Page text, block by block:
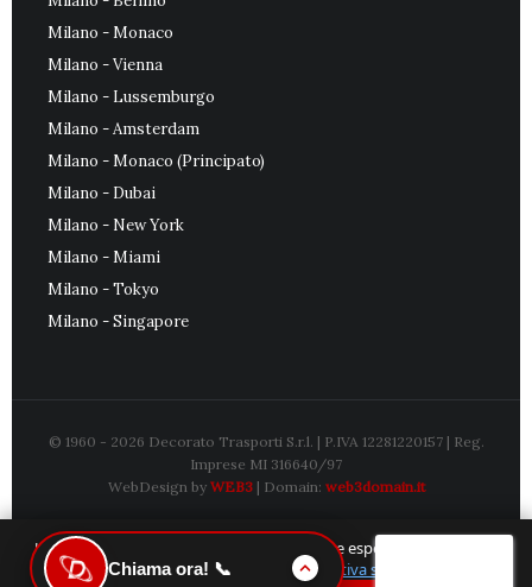
Milano - Monaco
Milano - Vienna
Milano - Lussemburgo
Milano - Amsterdam
Milano - Monaco (Principato)
Milano - Dubai
Milano - New York
Milano - Miami
Milano - Tokyo
Milano - Singapore
© 1960 - 2026 Decorato Trasporti S.r.l. | P.IVA 12281220157 | Reg.
Imprese MI 316640/97
WebDesign by WEB3| Domain: web3domain.it
Utilizziamo i cookie per garantirti la migliore esperienza sul nostro
sito. Scopri di più nella nostra
Informativa sulla Privacy
Chiama ora! 📞